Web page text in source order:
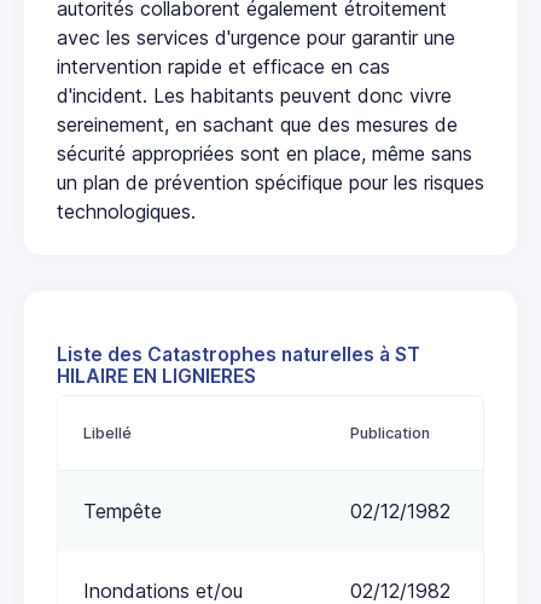
autorités collaborent également étroitement
avec les services d'urgence pour garantir une
intervention rapide et efficace en cas
d'incident. Les habitants peuvent donc vivre
sereinement, en sachant que des mesures de
sécurité appropriées sont en place, même sans
un plan de prévention spécifique pour les risques
technologiques.
Liste des Catastrophes naturelles à ST
HILAIRE EN LIGNIERES
Libellé Publication
Tempête 02/12/1982
Inondations et/ou
02/12/1982